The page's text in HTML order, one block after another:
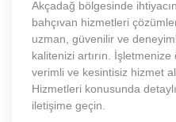
Akçadağ bölgesinde
bahçıvan hizmetleri
uzman, güvenilir ve
kalitenizi artırın.
verimli ve kesintisiz hizmet
Hizmetleri konusunda
iletişime geçin.